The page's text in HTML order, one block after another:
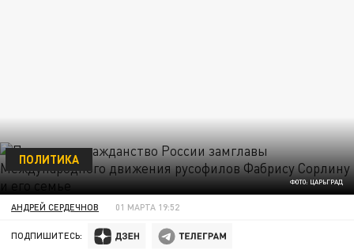
ФОТО: ЦАРЬГРАД
ПОЛИТИКА
АНДРЕЙ СЕРДЕЧНОВ 01 МАРТА 19:52
ПОДПИШИТЕСЬ: